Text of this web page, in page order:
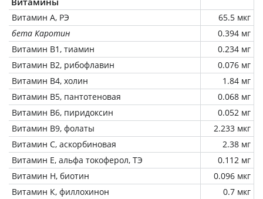
Витамин А, РЭ
65.5 мкг
бета Каротин
0.394 мг
Витамин В1, тиамин
0.234 мг
Витамин В2, рибофлавин
0.076 мг
Витамин В4, холин
1.84 мг
Витамин В5, пантотеновая
0.068 мг
Витамин В6, пиридоксин
0.052 мг
Витамин В9, фолаты
2.233 мкг
Витамин C, аскорбиновая
2.38 мг
Витамин Е, альфа токоферол, ТЭ
0.112 мг
Витамин Н, биотин
0.096 мкг
Витамин К, филлохинон
0.7 мкг